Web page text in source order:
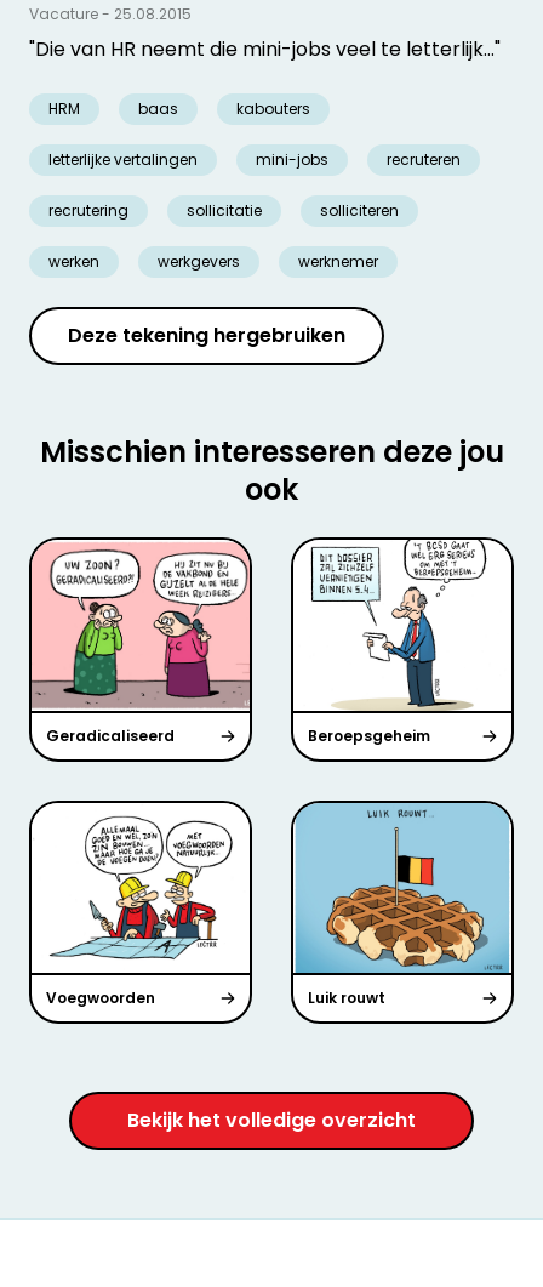
"Die van HR neemt die mini-jobs veel te letterlijk…"
HRM baas kabouters
letterlijke vertalingen mini-jobs recruteren
recrutering sollicitatie solliciteren
werken werkgevers werknemer
Vacature - 25.08.2015
Deze tekening hergebruiken
Misschien interesseren deze jou
ook
Geradicaliseerd Beroepsgeheim
Voegwoorden Luik rouwt
Bekijk het volledige overzicht